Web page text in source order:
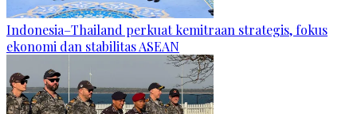
Indonesia–Thailand perkuat kemitraan strategis, fokus
ekonomi dan stabilitas ASEAN